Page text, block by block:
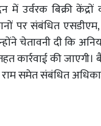
में उर्वरक बिक्री
पर संबंधित
चेतावनी दी कि
कार्रवाई की
समेत संबंधित